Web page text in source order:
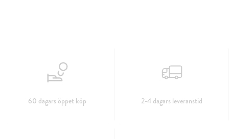
60 dagars öppet köp 2-4 dagars leveranstid